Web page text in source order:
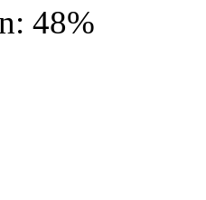
48%